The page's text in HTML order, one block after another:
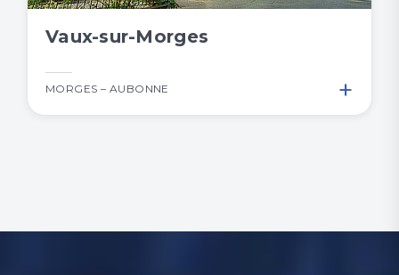
Vaux-sur-Morges
MORGES – AUBONNE +